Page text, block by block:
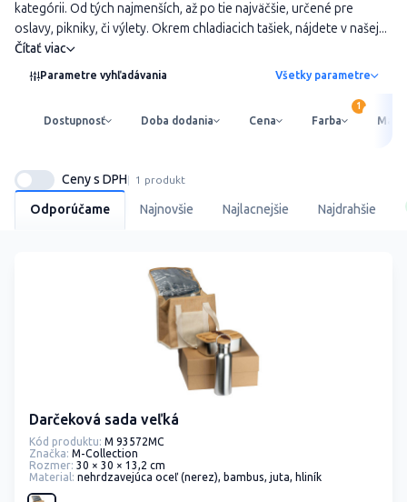
kategórii. Od tých najmenších, až po tie najväčšie, určené pre
oslavy, pikniky, či výlety. Okrem chladiacich tašiek, nájdete v našej...
Čítať viac
Parametre vyhľadávania Všetky parametre
Dostupnosť Doba dodania Cena Farba
Odporúčame Najnovšie Najlacnejšie Najdrahšie
Ceny s DPH 1 produkt
Darčeková sada veľká
Kód produktu: M 93572MC
Značka: M-Collection
Rozmer: 30 × 30 × 13,2 cm
Material: nehrdzavejúca oceľ (nerez), bambus, juta, hliník